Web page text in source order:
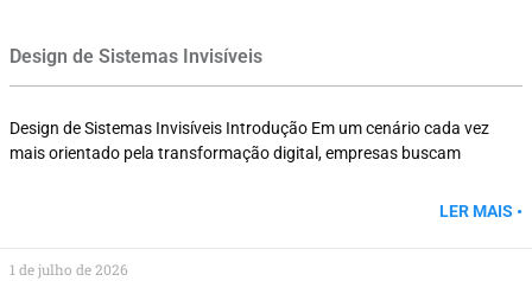
Design de Sistemas Invisíveis
Design de Sistemas Invisíveis Introdução Em um cenário cada vez
mais orientado pela transformação digital, empresas buscam
LER MAIS •
1 de julho de 2026